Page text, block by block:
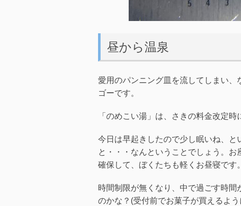
昼から温泉
愛用のパンニング皿を流してしまい
ゴーです。
「のめこい湯」は、さきの料金改定時
今日は早起きしたので少し眠いね、
と・・・なんということでしょう。
確保して、ぼくたちも軽くお昼寝です。
時間制限が無くなり、中で過ごす時
のかな？(受付前でお菓子が買えるよ